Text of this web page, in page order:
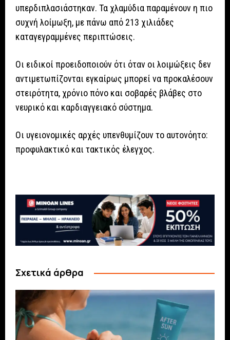
υπερδιπλασιάστηκαν. Τα χλαμύδια παραμένουν η πιο
συχνή λοίμωξη, με πάνω από 213 χιλιάδες
καταγεγραμμένες περιπτώσεις.
Οι ειδικοί προειδοποιούν ότι όταν οι λοιμώξεις δεν
αντιμετωπίζονται εγκαίρως μπορεί να προκαλέσουν
στειρότητα, χρόνιο πόνο και σοβαρές βλάβες στο
νευρικό και καρδιαγγειακό σύστημα.
Οι υγειονομικές αρχές υπενθυμίζουν το αυτονόητο:
προφυλακτικό και τακτικός έλεγχος.
Σχετικά άρθρα